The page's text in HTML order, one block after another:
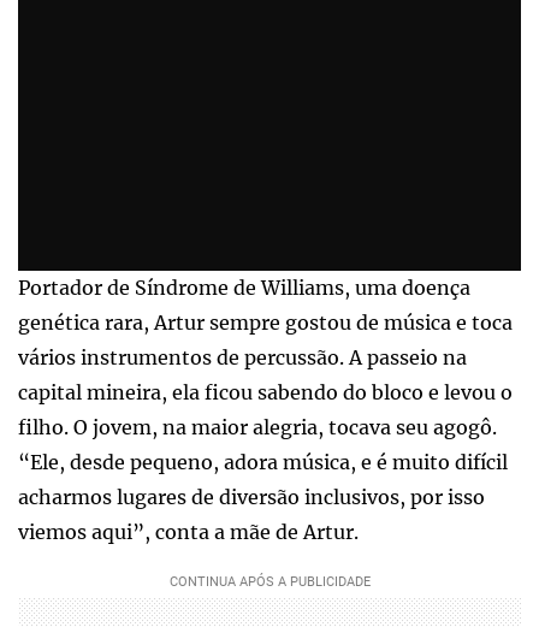
Portador de Síndrome de Williams, uma doença
genética rara, Artur sempre gostou de música e toca
vários instrumentos de percussão. A passeio na
capital mineira, ela ficou sabendo do bloco e levou o
filho. O jovem, na maior alegria, tocava seu agogô.
“Ele, desde pequeno, adora música, e é muito difícil
acharmos lugares de diversão inclusivos, por isso
viemos aqui”, conta a mãe de Artur.